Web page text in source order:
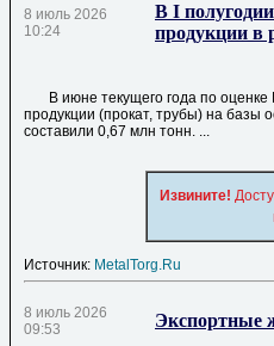
8 июль 2026
10:24
В I
продукции в
В июне текущего года по оценке
продукции (прокат, трубы) на базы
составили 0,67 млн тонн. ...
Извините!
Источник: MetalTorg.Ru
8 июль 2026
09:53
Экспортные